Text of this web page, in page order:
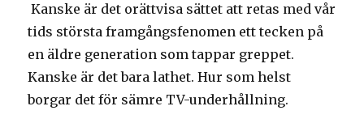
Kanske är det orättvisa sättet att retas med vår
tids största framgångsfenomen ett tecken på
en äldre generation som tappar greppet.
Kanske är det bara lathet. Hur som helst
borgar det för sämre TV-underhållning.